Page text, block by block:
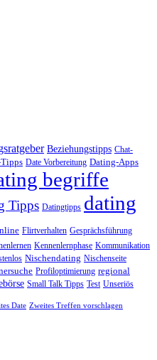
Beziehungstipps Chat-
Date Vorbereitung Dating-Apps
begriffe
Tipps Datingtipps dating
Flirtverhalten Gesprächsführung
Kennenlernphase Kommunikation
Nischendating Nischenseite
Profiloptimierung regional
Small Talk Tipps Test Unseriös
Date Zweites Treffen vorschlagen